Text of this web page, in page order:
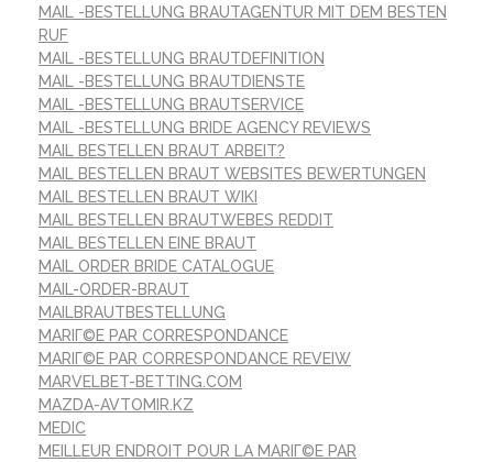
MAIL -BESTELLUNG BRAUTAGENTUR MIT DEM BESTEN
RUF
MAIL -BESTELLUNG BRAUTDEFINITION
MAIL -BESTELLUNG BRAUTDIENSTE
MAIL -BESTELLUNG BRAUTSERVICE
MAIL -BESTELLUNG BRIDE AGENCY REVIEWS
MAIL BESTELLEN BRAUT ARBEIT?
MAIL BESTELLEN BRAUT WEBSITES BEWERTUNGEN
MAIL BESTELLEN BRAUT WIKI
MAIL BESTELLEN BRAUTWEBES REDDIT
MAIL BESTELLEN EINE BRAUT
MAIL ORDER BRIDE CATALOGUE
MAIL-ORDER-BRAUT
MAILBRAUTBESTELLUNG
MARIГ©E PAR CORRESPONDANCE
MARIГ©E PAR CORRESPONDANCE REVEIW
MARVELBET-BETTING.COM
MAZDA-AVTOMIR.KZ
MEDIC
MEILLEUR ENDROIT POUR LA MARIГ©E PAR